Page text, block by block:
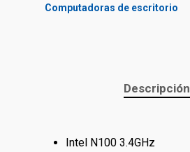
Сomputadoras de escritorio
Descripción
Intel N100 3.4GHz